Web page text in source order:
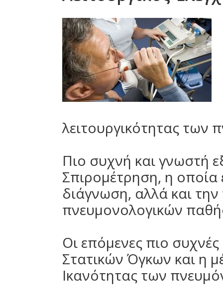
λειτουργικότητας των
Πιο συχνή και γνωστή
Σπιρομέτρηση, η οποία
διάγνωση, αλλά και
πνευμονολογικών
Οι επόμενες πιο συχνές
Στατικών Όγκων και η
Ικανότητας των